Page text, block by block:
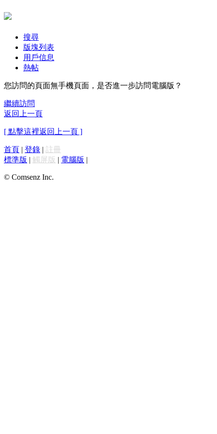
搜尋
版塊列表
用戶信息
熱帖
您訪問的頁面無手機頁面，是否進一步訪問電腦版？
繼續訪問
返回上一頁
[ 點擊這裡返回上一頁 ]
首頁 | 登錄 | 註冊
標準版 | 觸屏版 | 電腦版 |
© Comsenz Inc.